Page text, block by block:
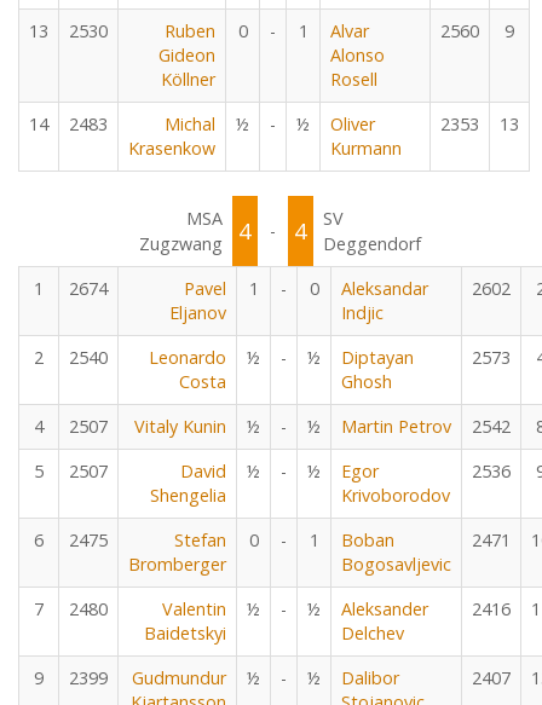
13 2530
Ruben
Gideon
Köllner
0 - 1
Alvar
Alonso
Rosell
2560 9
14 2483
Michal
Krasenkow
½ - ½
Oliver
Kurmann
2353 13
MSA
Zugzwang
4 - 4
SV
Deggendorf
1
2674
Pavel
Eljanov
1 - 0
Aleksandar
Indjic
2602
2 2540
Leonardo
Costa
½ - ½
Diptayan
Ghosh
2573
4 2507 Vitaly Kunin ½ - ½ Martin Petrov 2542
5
2507
David
Shengelia
½ - ½
Egor
Krivoborodov
2536
6 2475
Stefan
Bromberger
0 - 1
Boban
Bogosavljevic
2471
7 2480
Valentin
Baidetskyi
½ - ½
Aleksander
Delchev
2416
9 2399
Gudmundur
½ - ½
Dalibor
2407